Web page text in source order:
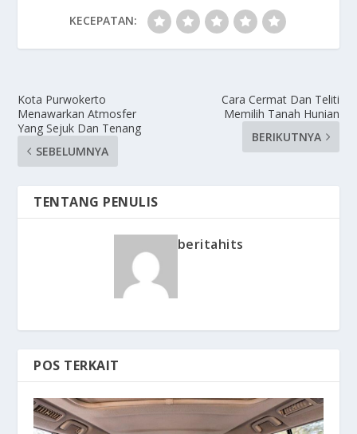
KECEPATAN:
Kota Purwokerto
Menawarkan Atmosfer
Yang Sejuk Dan Tenang
SEBELUMNYA
Cara Cermat Dan Teliti
Memilih Tanah Hunian
BERIKUTNYA
TENTANG PENULIS
beritahits
POS TERKAIT